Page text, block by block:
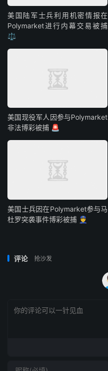
美国陆军士兵利用机密情报在
Polymarket进行内幕交易被捕
⚖️
美国现役军人因参与Polymarket
非法博彩被捕 🚨
美国士兵因在Polymarket参与马
杜罗突袭事件博彩被捕 👮
评论 抢沙发